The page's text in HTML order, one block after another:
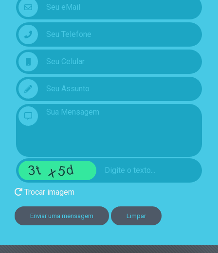
Trocar imagem
Enviar uma mensagem Limpar